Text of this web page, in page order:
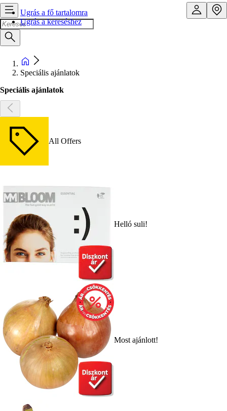
Ugrás a fő tartalomra
Ugrás a kereséshez
Speciális ajánlatok
Speciális ajánlatok
All Offers
Helló suli!
Most ajánlott!